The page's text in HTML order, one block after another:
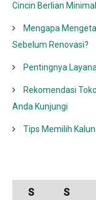
Cincin Berlian
Mengapa
Sebelum Renovasi?
Pentingnya
Rekomendasi
Anda Kunjungi
Tips Memilih
S S